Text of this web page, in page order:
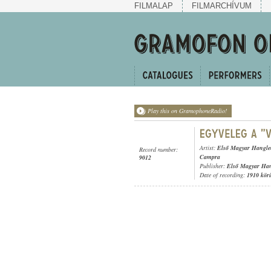
FILMALAP FILMARCHÍVUM
Play this on GramophoneRadio!
Record number:
9012
Artist: Első Magyar
Campra
Publisher: Első Magyar
Date of recording: 1910